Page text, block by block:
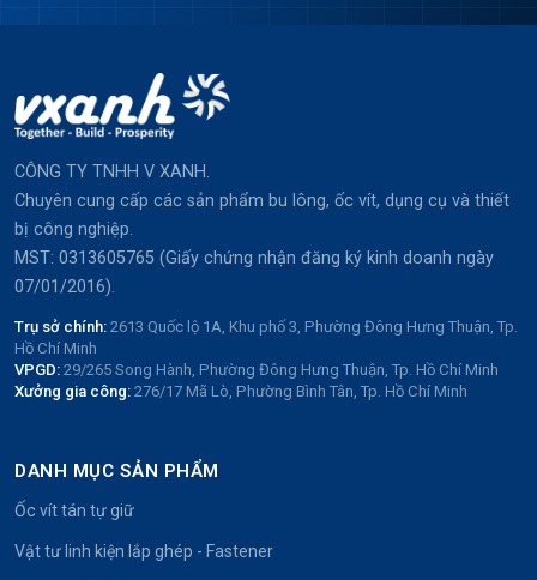
CÔNG TY TNHH V XANH.
Chuyên cung cấp các sản phẩm bu lông, ốc vít, dụng cụ và thiết
bị công nghiệp.
MST: 0313605765 (Giấy chứng nhận đăng ký kinh doanh ngày
07/01/2016).
Trụ sở chính: 2613 Quốc lộ 1A, Khu phố 3, Phường Đông Hưng Thuận, Tp.
Hồ Chí Minh
VPGD: 29/265 Song Hành, Phường Đông Hưng Thuận, Tp. Hồ Chí Minh
Xưởng gia công: 276/17 Mã Lò, Phường Bình Tân, Tp. Hồ Chí Minh
DANH MỤC SẢN PHẨM
Ốc vít tán tự giữ
Vật tư linh kiện lắp ghép - Fastener